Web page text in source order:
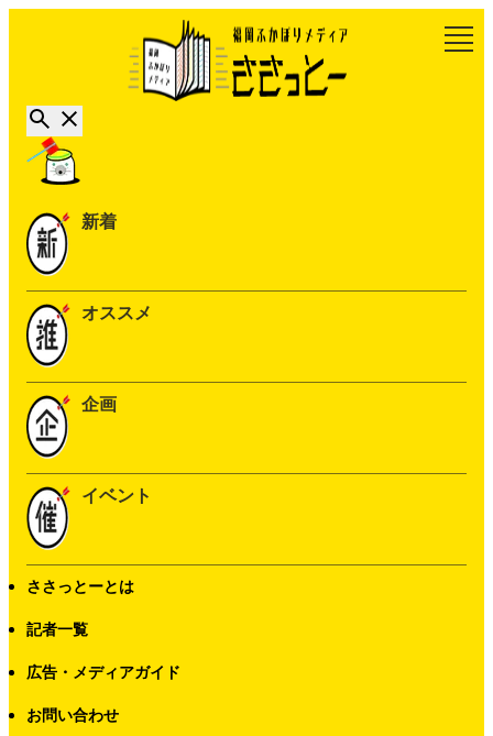
新着
オススメ
企画
イベント
ささっとーとは
記者一覧
広告・メディアガイド
お問い合わせ